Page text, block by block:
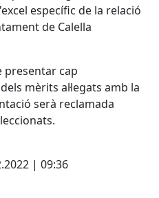
específic de la relació
de Calella
presentar cap
mèrits al·legats amb la
serà reclamada
| 09:36